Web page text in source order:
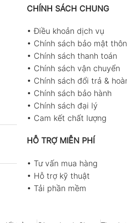
CHÍNH SÁCH CHUNG
•Điều khoản dịch vụ
• Chính sách bảo mật
• Chính sách thanh toán
• Chính sách vận chuyển
• Chính sách đổi trả &
• Chính sách bảo hành
• Chính sách đại lý
• Cam kết chất lượng
HỖ TRỢ MIỄN PHÍ
• Tư vấn mua hàng
• Hỗ trợ kỹ thuật
• Tải phần mềm